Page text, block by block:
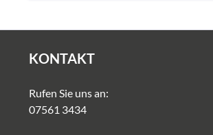
KONTAKT
Rufen Sie uns an:
07561 3434